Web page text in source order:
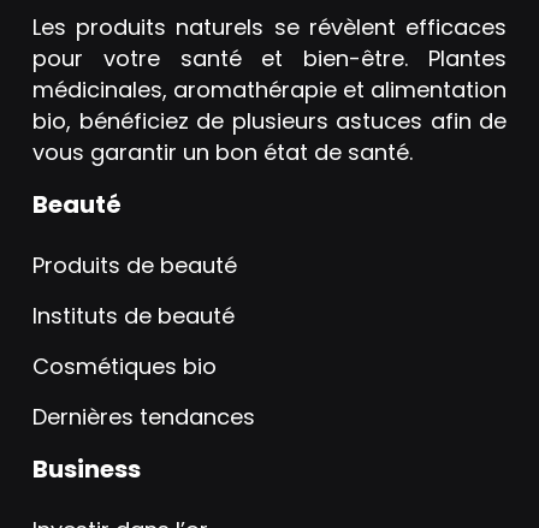
Les produits naturels se révèlent efficaces
pour votre santé et bien-être. Plantes
médicinales, aromathérapie et alimentation
bio, bénéficiez de plusieurs astuces afin de
vous garantir un bon état de santé.
Beauté
Produits de beauté
Instituts de beauté
Cosmétiques bio
Dernières tendances
Business